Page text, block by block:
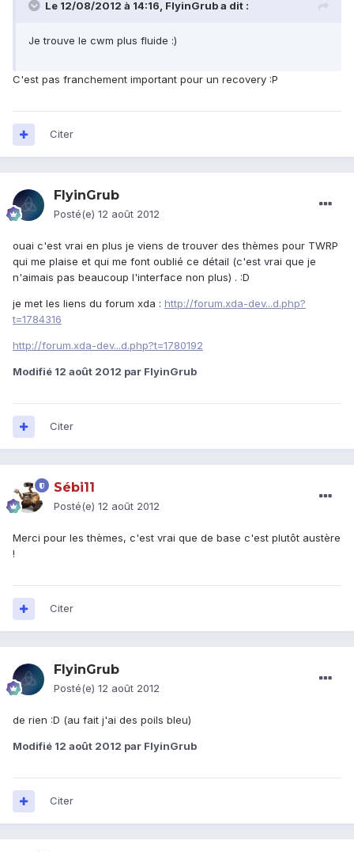
Le 12/08/2012 à 14:16, FlyinGrub a dit :
Je trouve le cwm plus fluide :)
C'est pas franchement important pour un recovery :P
Citer
FlyinGrub
Posté(e) 12 août 2012
ouai c'est vrai en plus je viens de trouver des thèmes pour TWRP
qui me plaise et qui me font oublié ce détail (c'est vrai que je
n'aimais pas beaucoup l'interface non plus) . :D
je met les liens du forum xda : http://forum.xda-dev...d.php?
t=1784316
http://forum.xda-dev...d.php?t=1780192
Modifié 12 août 2012 par FlyinGrub
Citer
Sébi11
Posté(e) 12 août 2012
Merci pour les thèmes, c'est vrai que de base c'est plutôt austère
!
Citer
FlyinGrub
Posté(e) 12 août 2012
de rien :D (au fait j'ai des poils bleu)
Modifié 12 août 2012 par FlyinGrub
Citer